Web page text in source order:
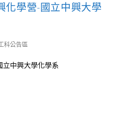
化學營-國立中興大學
科公告區
中興大學化學系